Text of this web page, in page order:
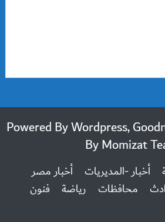
2014 Powered By Wordpress,
ByMomizat
أخبار -المديريات
أخبار مصر
محافظات رياضة
فنون